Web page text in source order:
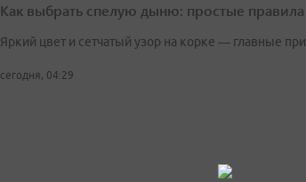
Как выбрать спелую дыню: простые
Яркий цвет и сетчатый узор на корке — главные
сегодня, 04:29